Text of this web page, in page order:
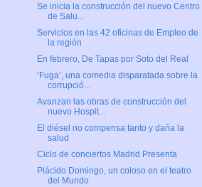
Se inicia la construcción del nuevo Centro
de Salu...
Servicios en las 42 oficinas de Empleo de
la región
En febrero, De Tapas por Soto del Real
‘Fuga’, una comedia disparatada sobre la
corrupció...
Avanzan las obras de construcción del
nuevo Hospit...
El diésel no compensa tanto y daña la
salud
Ciclo de conciertos Madrid Presenta
Plácido Domingo, un coloso en el teatro
del Mundo